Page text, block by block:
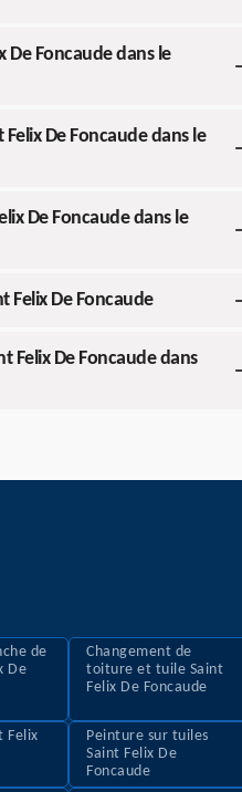
De Foncaude dans le
De Foncaude dans le
De Foncaude dans le
Felix De Foncaude
Felix De Foncaude dans
de
De
Changement de
toiture et tuile Saint
Felix De Foncaude
Felix
Peinture sur tuiles
Saint Felix De
Foncaude